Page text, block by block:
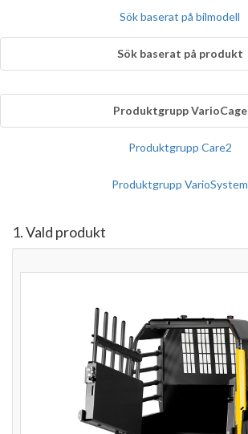
Sök baserat på bilmodell
Sök baserat på produkt
Produktgrupp VarioCage
Produktgrupp Care2
Produktgrupp VarioSystem
1. Vald produkt